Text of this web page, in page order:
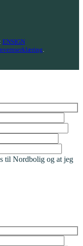
ENSIGN
.
til Nordbolig og at jeg